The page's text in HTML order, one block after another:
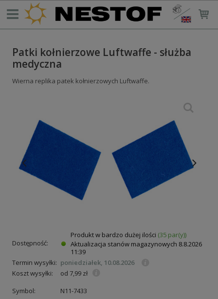
Patki kołnierzowe Luftwaffe - służba
medyczna
Wierna replika patek kołnierzowych Luftwaffe.
Dostępność:
Produkt w bardzo dużej ilości (35 par(y))
Aktualizacja stanów magazynowych 8.8.2026
11:39
Termin wysyłki: poniedziałek, 10.08.2026
Koszt wysyłki:
od 7,99 zł
Symbol:
N11-7433